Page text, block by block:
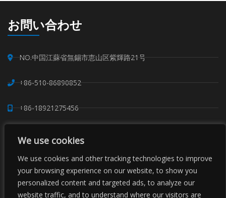
We use cookies
We use cookies and other tracking technologies to improve
your browsing experience on our website, to show you
personalized content and targeted ads, to analyze our
website traffic, and to understand where our visitors are
お問い合わせ
NO.中国江蘇省無錫市恵山区紫輝路21号
+86-510-86890852
+86-18921275456
+86-510-86267050
WHATSAPP: 8618921275456